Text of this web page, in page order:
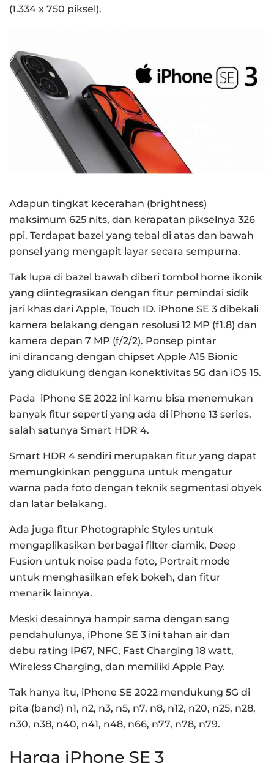
(1.334 x 750 piksel).
Adapun tingkat kecerahan (brightness)
maksimum 625 nits, dan kerapatan pikselnya 326
ppi. Terdapat bazel yang tebal di atas dan bawah
ponsel yang mengapit layar secara sempurna.
Tak lupa di bazel bawah diberi tombol home ikonik
yang diintegrasikan dengan fitur pemindai sidik
jari khas dari Apple, Touch ID. iPhone SE 3 dibekali
kamera belakang dengan resolusi 12 MP (f1.8) dan
kamera depan 7 MP (f/2/2). Ponsep pintar
ini dirancang dengan chipset Apple A15 Bionic
yang didukung dengan konektivitas 5G dan iOS 15.
Pada iPhone SE 2022 ini kamu bisa menemukan
banyak fitur seperti yang ada di iPhone 13 series,
salah satunya Smart HDR 4.
Smart HDR 4 sendiri merupakan fitur yang dapat
memungkinkan pengguna untuk mengatur
warna pada foto dengan teknik segmentasi obyek
dan latar belakang.
Ada juga fitur Photographic Styles untuk
mengaplikasikan berbagai filter ciamik, Deep
Fusion untuk noise pada foto, Portrait mode
untuk menghasilkan efek bokeh, dan fitur
menarik lainnya.
Meski desainnya hampir sama dengan sang
pendahulunya, iPhone SE 3 ini tahan air dan
debu rating IP67, NFC, Fast Charging 18 watt,
Wireless Charging, dan memiliki Apple Pay.
Tak hanya itu, iPhone SE 2022 mendukung 5G di
pita (band) n1, n2, n3, n5, n7, n8, n12, n20, n25, n28,
n30, n38, n40, n41, n48, n66, n77, n78, n79.
Harga iPhone SE 3